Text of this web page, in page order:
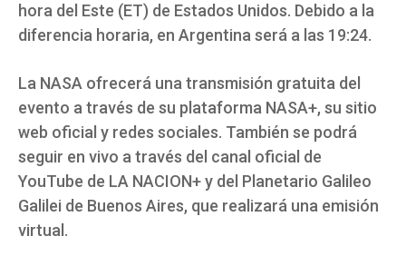
hora del Este (ET) de Estados Unidos. Debido a la
diferencia horaria, en Argentina será a las 19:24.
La NASA ofrecerá una transmisión gratuita del
evento a través de su plataforma NASA+, su sitio
web oficial y redes sociales. También se podrá
seguir en vivo a través del canal oficial de
YouTube de LA NACION+ y del Planetario Galileo
Galilei de Buenos Aires, que realizará una emisión
virtual.